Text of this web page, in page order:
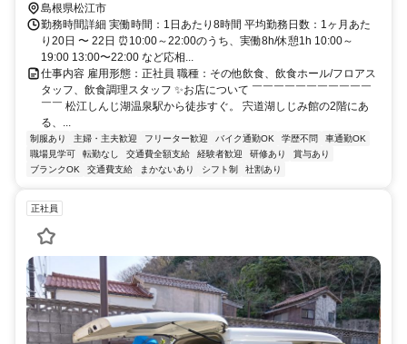
島根県松江市
勤務時間詳細 実働時間：1日あたり8時間 平均勤務日数：1ヶ月あた
り20日 〜 22日 ⏰10:00～22:00のうち、実働8h/休憩1h 10:00～
19:00 13:00〜22:00 など応相...
仕事内容 雇用形態：正社員 職種：その他飲食、飲食ホール/フロアス
タッフ、飲食調理スタッフ ✨お店について ￣￣￣￣￣￣￣￣￣￣￣
￣￣ 松江しんじ湖温泉駅から徒歩すぐ。 宍道湖しじみ館の2階にあ
る、...
制服あり 主婦・主夫歓迎 フリーター歓迎 バイク通勤OK 学歴不問
車通勤OK
職場見学可
転勤なし 交通費全額支給 経験者歓迎 研修あり
賞与あり
ブランクOK
交通費支給 まかないあり シフト制 社割あり
正社員